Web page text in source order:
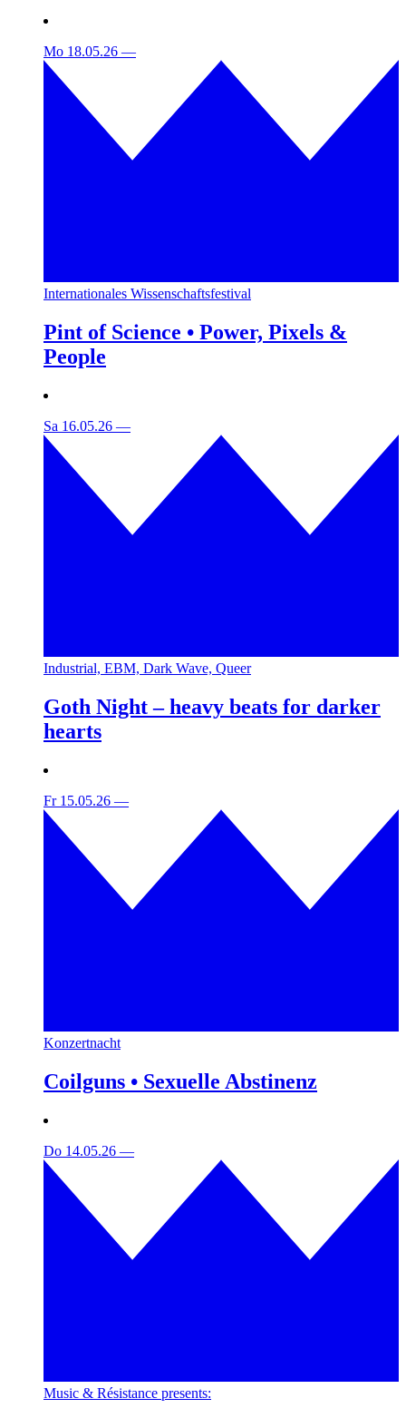
Mo 18.05.26 —
Internationales Wissenschaftsfestival
Pint of Science • Power, Pixels &
People
Sa 16.05.26 —
Industrial, EBM, Dark Wave, Queer
Goth Night – heavy beats for darker
hearts
Fr 15.05.26 —
Konzertnacht
Coilguns • Sexuelle Abstinenz
Do 14.05.26 —
Music & Résistance presents: